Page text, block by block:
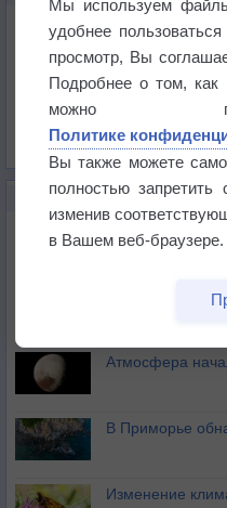
Температура
Давление
Осадки
Облачность
Список всех карт
НОВОЕ О ПОГОДЕ
Космическая
Приложение
Атмосфера
В Приморье
Изменение
Мы используем
удобнее
просмотр, Вы
Подробнее о том,
можно
Политике
Вы также можете
полностью
изменив
в Вашем веб-браузере.